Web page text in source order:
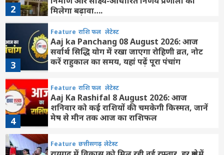
2
मिलेगा बढ़ावा….
3
Feature राशि फल लेटेस्ट
Aaj ka Panchang 08 August 2026: आज
सर्वार्थ सिद्धि योग में रखा जाएगा रोहिणी व्रत, नोट
करें राहुकाल का समय, यहां पढ़ें पूरा पंचांग
4
Feature राशि फल लेटेस्ट
Aaj Ka Rashifal 8 August 2026: आज
शनिवार को कई राशियों की चमकेगी किस्मत, जानें
मेष से मीन तक आज का राशिफल
Feature छत्तीसगढ़ लेटेस्ट